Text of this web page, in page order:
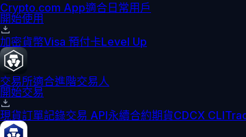
Crypto.com App適合日常用戶
開始使用
加密貨幣Visa 預付卡Level Up
交易所適合進階交易人
開始交易
現貨訂單記錄交易 API永續合約期貨CDCX CLI